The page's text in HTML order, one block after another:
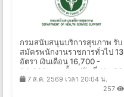
กรมสนับสนุนบริการสุขภาพ รับ
สมัครพนักงานราชการทั่วไป 13
อัตรา เงินเดือน 16,700 -
24,680 บาท ตั้งแต่วันที่ 11 - 20
ส.ค. 2569
7 ส.ค. 2569 เวลา 20:04 น.
257